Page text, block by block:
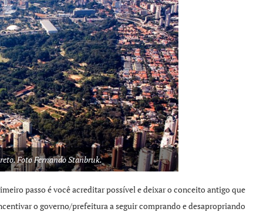
Foto Fernando Stanbruk.
passo é você acreditar possível e deixar o conceito antigo que
o governo/prefeitura a seguir comprando e desapropriando